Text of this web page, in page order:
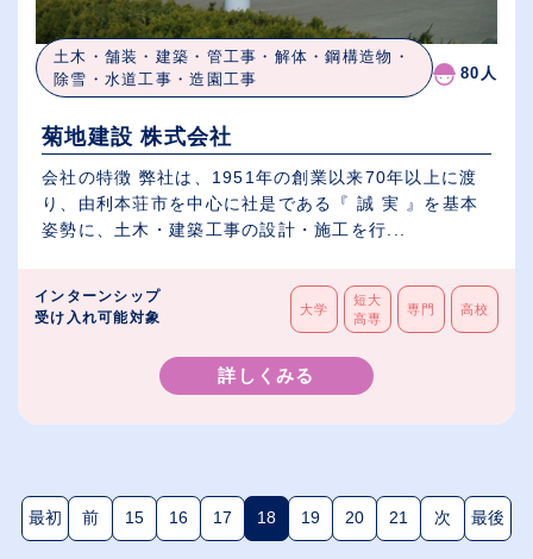
土木・舗装・建築・管工事・解体・鋼構造物・
除雪・水道工事・造園工事
80人
菊地建設 株式会社
会社の特徴 弊社は、1951年の創業以来70年以上に渡
り、由利本荘市を中心に社是である『 誠 実 』を基本
姿勢に、土木・建築工事の設計・施工を行...
インターンシップ
受け入れ可能対象
大学
短大
高専
専門 高校
詳しくみる
最初 前 15 16 17 18(現在のページ)
19 20 21 次 最後